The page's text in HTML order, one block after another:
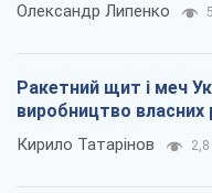
Олександр Липенко
Ракетний щит і меч
виробництво власних
Кирило Татарінов 2,8